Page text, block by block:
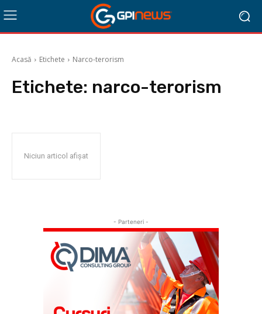
Acasă Etichete Narco-terorism
Etichete: narco-terorism
Niciun articol afișat
- Parteneri -